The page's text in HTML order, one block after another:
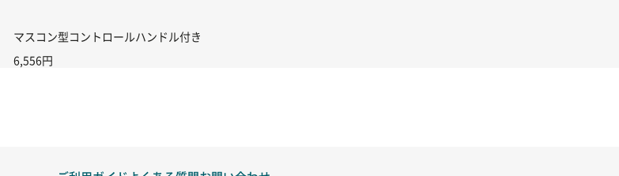
マスコン型コントロールハンドル付き コントローラー＆ポイント切り替えスイッチRC-02/C002 /A062
6,556円